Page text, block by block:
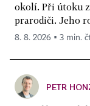
okolí. Při útoku
prarodiči. Jeho
8. 8. 2026 ▪ 3 min.
PETR